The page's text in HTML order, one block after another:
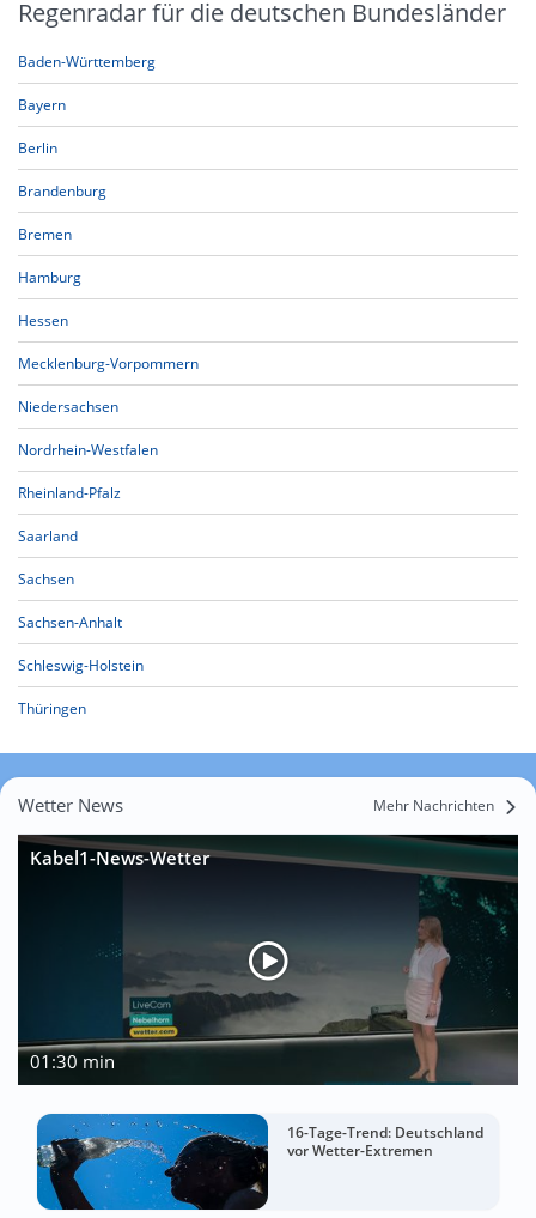
Regenradar für die deutschen Bundesländer
Baden-Württemberg
Bayern
Berlin
Brandenburg
Bremen
Hamburg
Hessen
Mecklenburg-Vorpommern
Niedersachsen
Nordrhein-Westfalen
Rheinland-Pfalz
Saarland
Sachsen
Sachsen-Anhalt
Schleswig-Holstein
Thüringen
Wetter News Mehr Nachrichten
Kabel1-News-Wetter
01:30 min
16-Tage-Trend: Deutschland
vor Wetter-Extremen